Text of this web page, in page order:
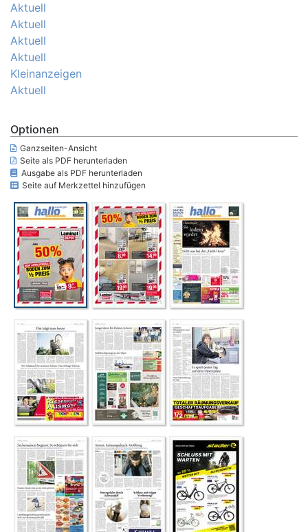
Aktuell
Aktuell
Aktuell
Aktuell
Kleinanzeigen
Aktuell
Optionen
Ganzseiten-Ansicht
Seite als PDF herunterladen
Ausgabe als PDF herunterladen
Seite auf Merkzettel hinzufügen